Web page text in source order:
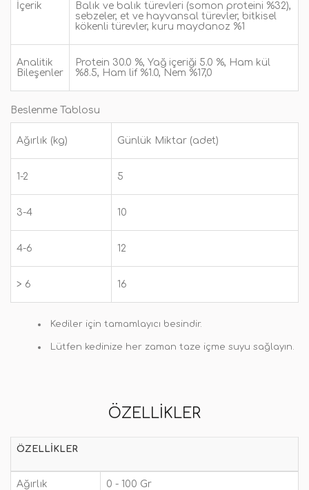
İçerik
Balık ve balık türevleri (somon proteini %32),
sebzeler, et ve hayvansal türevler, bitkisel
kökenli türevler, kuru maydanoz %1
Analitik
Bileşenler
Protein 30.0 %, Yağ içeriği 5.0 %, Ham kül
%8.5, Ham lif %1.0, Nem %17,0
Beslenme Tablosu
Ağırlık (kg) Günlük Miktar (adet)
1-2 5
3-4 10
4-6 12
> 6 16
Kediler için tamamlayıcı besindir.
Lütfen kedinize her zaman taze içme suyu sağlayın.
ÖZELLIKLER
ÖZELLIKLER
Ağırlık 0 - 100 Gr